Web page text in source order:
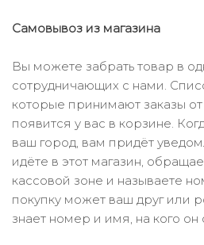
Самовывоз из магазина
Вы можете забрать товар в
сотрудничающих с нами.
которые принимают заказы
появится у вас в корзине.
ваш город, вам придёт
идёте в этот магазин,
кассовой зоне и называете
покупку может ваш друг или
знает номер и имя, на кого